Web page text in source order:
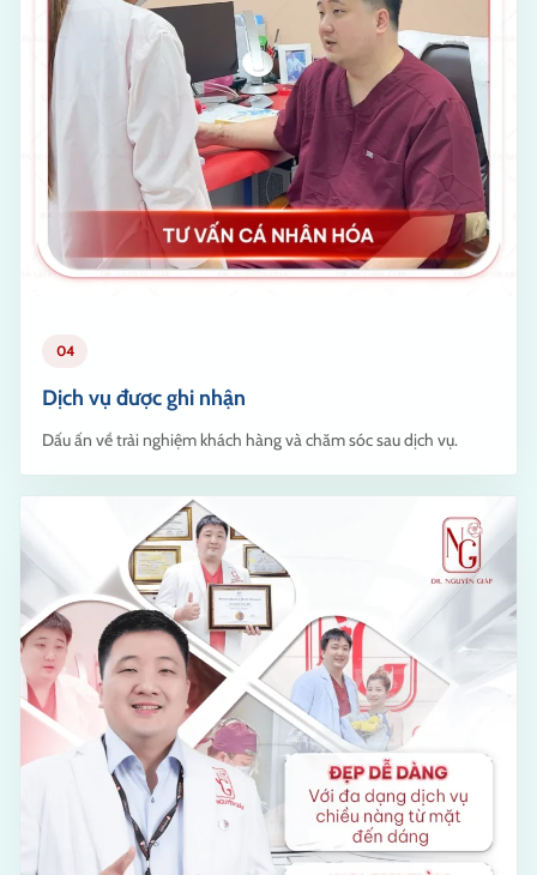
04
Dịch vụ được ghi nhận
Dấu ấn về trải nghiệm khách hàng và chăm sóc sau dịch vụ.